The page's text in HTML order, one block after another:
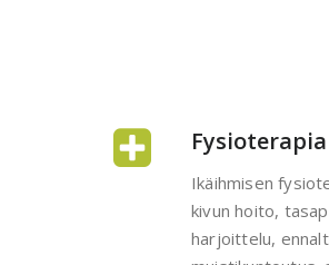
Fysioterapia
Ikäihmisen
kivun hoito,
harjoittelu,